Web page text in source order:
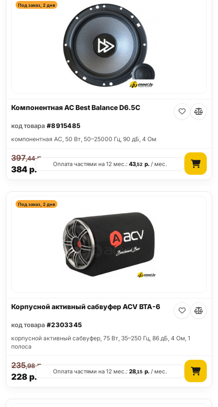
Под заказ, 2 дня
Компонентная АС Best Balance D6.5C
код товара #8915485
компонентная АС, 50 Вт, 50–25000 Гц, 90 дБ, 4 Ом
384р.
397,44р.
Оплата частями на 12 мес.:43,52 р./ мес.
Под заказ, 2 дня
Корпусной активный сабвуфер ACV BTA-6
код товара #2303345
корпусной активный сабвуфер, 75 Вт, 35–250 Гц, 86 дБ, 4 Ом, 1
полоса
228р.
235,98р.
Оплата частями на 12 мес.:28,15 р./ мес.